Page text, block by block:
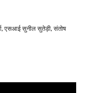
एसआई सुनील सुतेड़ी, संतोष